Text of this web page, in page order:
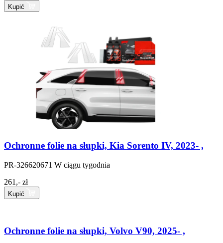
Kupić
Ochronne folie na słupki, Kia Sorento IV, 2023- ,
PR-326620671 W ciągu tygodnia
261,- zł
Kupić
Ochronne folie na słupki, Volvo V90, 2025- ,